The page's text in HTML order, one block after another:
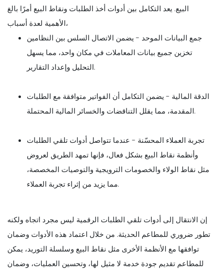
البيع. يعد التكامل بين أدوات أخذ الطلبات ونقاط البيع أمرًا بالغ
الأهمية لعدة أسباب،
جمع البيانات الموحد - يضمن الاتصال السلس بين النظامين
تخزين جميع بيانات المعاملات في مكان واحد، مما يسهل
التحليل وإعداد التقارير.
الدقة المالية - يضمن التكامل أن الفواتير متوافقة مع الطلبات
المقدمة، مما يقلل التناقضات والخسائر المالية المحتملة.
تجربة العملاء المحسّنة - عندما تتواصل أدوات تلقي الطلبات
وأنظمة نقاط البيع بشكل فعال، فإنها تمهد الطريق لعروض
مثل نقاط الولاء والخصومات الترويجية والتوصيات المخصصة،
مما يزيد من إثراء تجربة العملاء.
إن الانتقال إلى أدوات تلقي الطلبات الرقمية ليس مجرد اتجاه ولكنه
تطور ضروري للمطاعم الحديثة. من خلال اعتماد هذه الأدوات وضمان
توافقها مع الأنظمة الأخرى مثل نقاط البيع وسلسلة التوريد، يمكن
للمطاعم تقديم جودة خدمة لا مثيل لها، وتحسين العمليات، وضمان